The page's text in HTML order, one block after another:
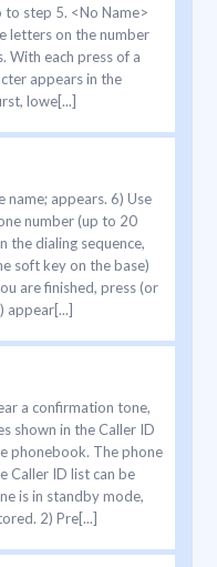
step 5. <No Name>
letters on the number
With each press of a
appears in the
lowe[...]
appears. 6) Use
number (up to 20
the dialing sequence,
soft key on the base)
are finished, press (or
appear[...]
a confirmation tone,
shown in the Caller ID
phonebook. The phone
Caller ID list can be
is in standby mode,
2) Pre[...]